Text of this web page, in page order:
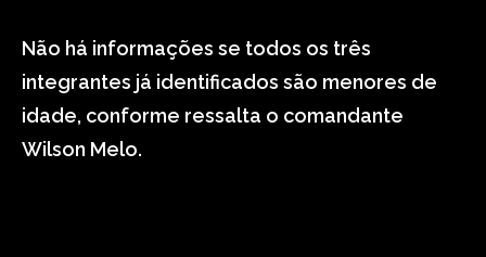
Não há informações se todos os três
integrantes já identificados são menores de
idade, conforme ressalta o comandante
Wilson Melo.